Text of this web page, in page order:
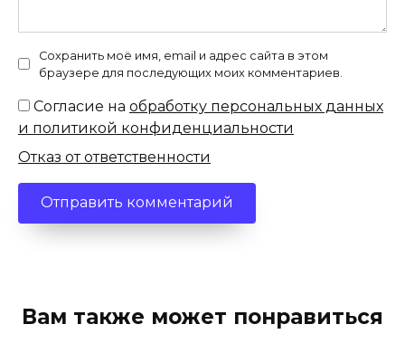
Сохранить моё имя, email и адрес сайта в этом
браузере для последующих моих комментариев.
Согласие на обработку персональных данных
и политикой конфиденциальности
Отказ от ответственности
Вам также может понравиться